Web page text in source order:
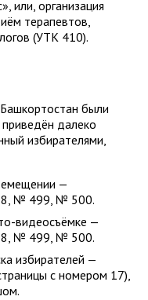
или, организация
терапевтов,
(УТК 410).
были
далеко
избирателями,
—
№ 499, № 500.
видеосъёмке —
№ 499, № 500.
избирателей —
с номером 17),